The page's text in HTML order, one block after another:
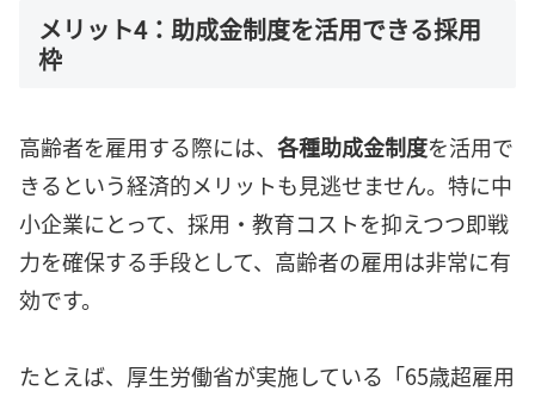
メリット4：助成金制度を活用できる採用
枠
高齢者を雇用する際には、 各種助成金制度を活用で
きるという経済的メリットも見逃せません。特に中
小企業にとって、採用・教育コストを抑えつつ即戦
力を確保する手段として、高齢者の雇用は非常に有
効です。
たとえば、厚生労働省が実施している「65歳超雇用